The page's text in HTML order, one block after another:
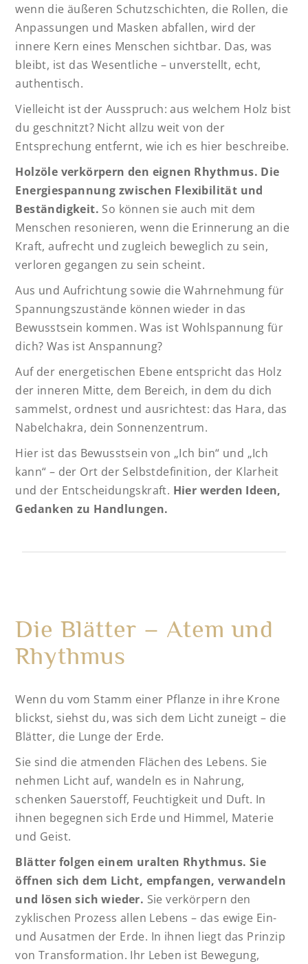
wenn die äußeren Schutzschichten, die Rollen, die
Anpassungen und Masken abfallen, wird der
innere Kern eines Menschen sichtbar. Das, was
bleibt, ist das Wesentliche – unverstellt, echt,
authentisch.
Vielleicht ist der Ausspruch: aus welchem Holz bist
du geschnitzt? Nicht allzu weit von der
Entsprechung entfernt, wie ich es hier beschreibe.
Holzöle verkörpern den eignen Rhythmus. Die
Energiespannung zwischen Flexibilität und
Beständigkeit. So können sie auch mit dem
Menschen resonieren, wenn die Erinnerung an die
Kraft, aufrecht und zugleich beweglich zu sein,
verloren gegangen zu sein scheint.
Aus und Aufrichtung sowie die Wahrnehmung für
Spannungszustände können wieder in das
Bewusstsein kommen. Was ist Wohlspannung für
dich? Was ist Anspannung?
Auf der energetischen Ebene entspricht das Holz
der inneren Mitte, dem Bereich, in dem du dich
sammelst, ordnest und ausrichtest: das Hara, das
Nabelchakra, dein Sonnenzentrum.
Hier ist das Bewusstsein von „Ich bin“ und „Ich
kann“ – der Ort der Selbstdefinition, der Klarheit
und der Entscheidungskraft. Hier werden Ideen,
Gedanken zu Handlungen.
Die Blätter – Atem und
Rhythmus
Wenn du vom Stamm einer Pflanze in ihre Krone
blickst, siehst du, was sich dem Licht zuneigt – die
Blätter, die Lunge der Erde.
Sie sind die atmenden Flächen des Lebens. Sie
nehmen Licht auf, wandeln es in Nahrung,
schenken Sauerstoff, Feuchtigkeit und Duft. In
ihnen begegnen sich Erde und Himmel, Materie
und Geist.
Blätter folgen einem uralten Rhythmus. Sie
öffnen sich dem Licht, empfangen, verwandeln
und lösen sich wieder. Sie verkörpern den
zyklischen Prozess allen Lebens – das ewige Ein-
und Ausatmen der Erde. In ihnen liegt das Prinzip
von Transformation. Ihr Leben ist Bewegung,